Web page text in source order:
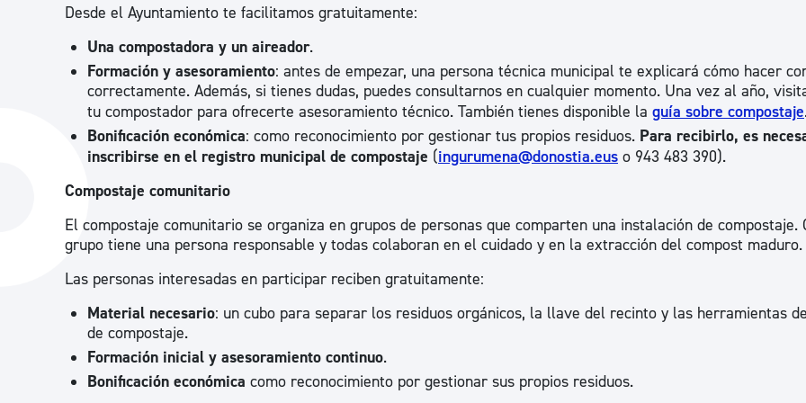
Desde el Ayuntamiento te facilitamos gratuitamente:
Una compostadora y un aireador.
Formación y asesoramiento: antes de empezar, una persona técnica municipal te explicará cómo hacer
correctamente. Además, si tienes dudas, puedes consultarnos en cualquier momento. Una vez al año,
tu compostador para ofrecerte asesoramiento técnico. También tienes disponible la guía sobre compostaje
Bonificación económica: como reconocimiento por gestionar tus propios residuos. Para recibirlo, es
inscribirse en el registro municipal de compostaje (ingurumena@donostia.eus o 943 483 390).
Compostaje comunitario
El compostaje comunitario se organiza en grupos de personas que comparten una instalación de compostaje.
grupo tiene una persona responsable y todas colaboran en el cuidado y en la extracción del compost maduro.
Las personas interesadas en participar reciben gratuitamente:
Material necesario: un cubo para separar los residuos orgánicos, la llave del recinto y las herramientas
de compostaje.
Formación inicial y asesoramiento continuo.
Bonificación económica como reconocimiento por gestionar sus propios residuos.